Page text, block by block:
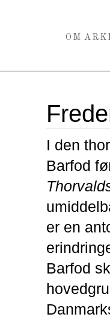
OM
I den
Barfod
er en
Barfod